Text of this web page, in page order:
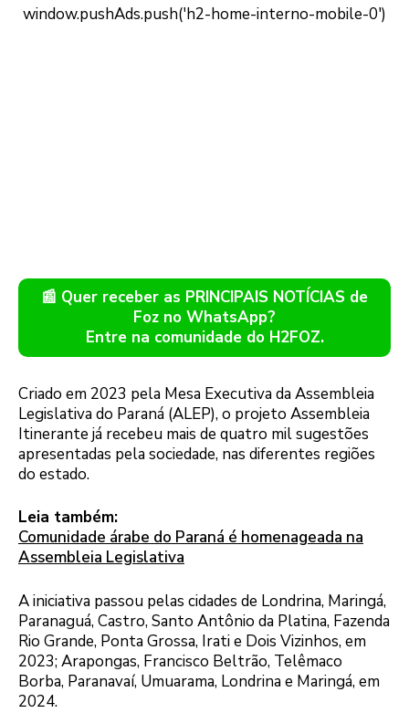
📰 Quer receber as PRINCIPAIS NOTÍCIAS de
Foz no WhatsApp?
Entre na comunidade do H2FOZ.
Criado em 2023 pela Mesa Executiva da Assembleia
Legislativa do Paraná (ALEP), o projeto Assembleia
Itinerante já recebeu mais de quatro mil sugestões
apresentadas pela sociedade, nas diferentes regiões
do estado.
Leia também:
Comunidade árabe do Paraná é homenageada na
Assembleia Legislativa
A iniciativa passou pelas cidades de Londrina, Maringá,
Paranaguá, Castro, Santo Antônio da Platina, Fazenda
Rio Grande, Ponta Grossa, Irati e Dois Vizinhos, em
2023; Arapongas, Francisco Beltrão, Telêmaco
Borba, Paranavaí, Umuarama, Londrina e Maringá, em
2024.